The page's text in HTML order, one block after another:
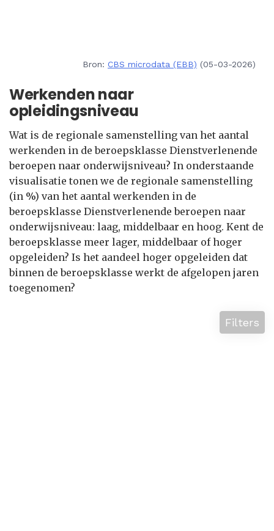
Bron: CBS microdata (EBB) (05-03-2026)
Werkenden naar
opleidingsniveau
Wat is de regionale samenstelling van het aantal
werkenden in de beroepsklasse Dienstverlenende
beroepen naar onderwijsniveau? In onderstaande
visualisatie tonen we de regionale samenstelling
(in %) van het aantal werkenden in de
beroepsklasse Dienstverlenende beroepen naar
onderwijsniveau: laag, middelbaar en hoog. Kent de
beroepsklasse meer lager, middelbaar of hoger
opgeleiden? Is het aandeel hoger opgeleiden dat
binnen de beroepsklasse werkt de afgelopen jaren
toegenomen?
Filters